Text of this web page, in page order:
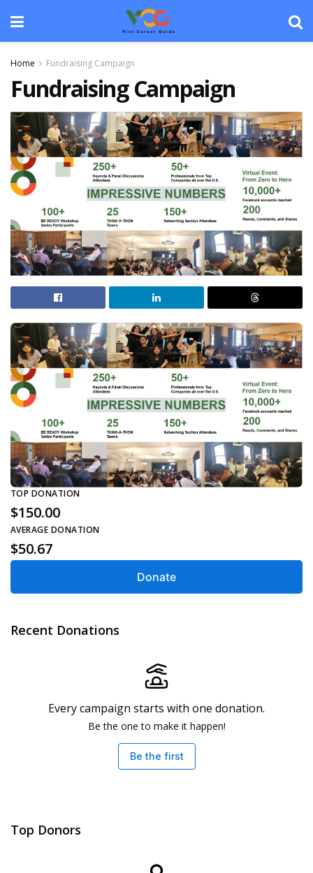
Home Fundraising Campaign
Fundraising Campaign
TOP DONATION
$150.00
AVERAGE DONATION
$50.67
Donate
Recent Donations
Every campaign starts with one donation.
Be the one to make it happen!
Be the first
Top Donors